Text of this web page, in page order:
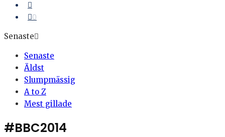
0
Senaste
Senaste
Äldst
Slumpmässig
A to Z
Mest gillade
#BBC2014